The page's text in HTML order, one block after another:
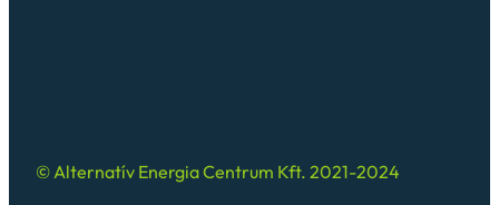
© Alternatív Energia Centrum Kft. 2021-2024